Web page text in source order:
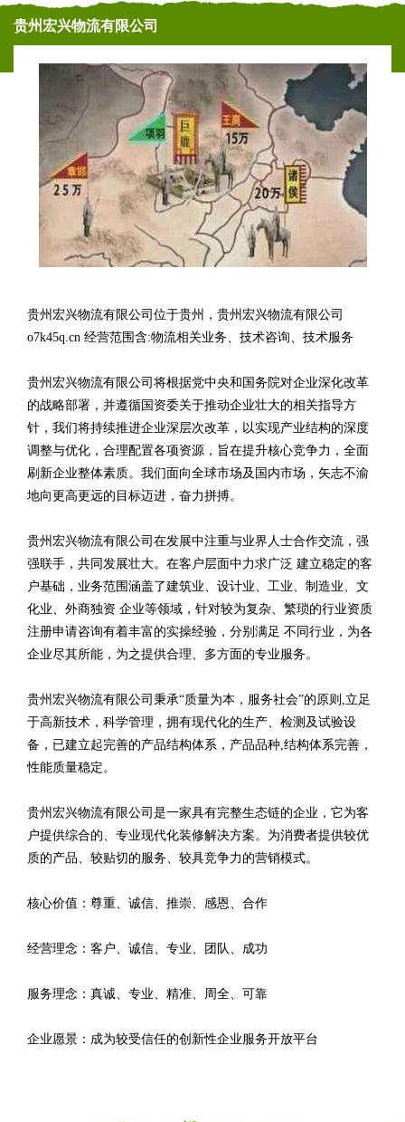
贵州宏兴物流有限公司
贵州宏兴物流有限公司位于贵州，贵州宏兴物流有限公司
o7k45q.cn 经营范围含:物流相关业务、技术咨询、技术服务
贵州宏兴物流有限公司将根据党中央和国务院对企业深化改革
的战略部署，并遵循国资委关于推动企业壮大的相关指导方
针，我们将持续推进企业深层次改革，以实现产业结构的深度
调整与优化，合理配置各项资源，旨在提升核心竞争力，全面
刷新企业整体素质。我们面向全球市场及国内市场，矢志不渝
地向更高更远的目标迈进，奋力拼搏。
贵州宏兴物流有限公司在发展中注重与业界人士合作交流，强
强联手，共同发展壮大。在客户层面中力求广泛 建立稳定的客
户基础，业务范围涵盖了建筑业、设计业、工业、制造业、文
化业、外商独资 企业等领域，针对较为复杂、繁琐的行业资质
注册申请咨询有着丰富的实操经验，分别满足 不同行业，为各
企业尽其所能，为之提供合理、多方面的专业服务。
贵州宏兴物流有限公司秉承“质量为本，服务社会”的原则,立足
于高新技术，科学管理，拥有现代化的生产、检测及试验设
备，已建立起完善的产品结构体系，产品品种,结构体系完善，
性能质量稳定。
贵州宏兴物流有限公司是一家具有完整生态链的企业，它为客
户提供综合的、专业现代化装修解决方案。为消费者提供较优
质的产品、较贴切的服务、较具竞争力的营销模式。
核心价值：尊重、诚信、推崇、感恩、合作
经营理念：客户、诚信、专业、团队、成功
服务理念：真诚、专业、精准、周全、可靠
企业愿景：成为较受信任的创新性企业服务开放平台